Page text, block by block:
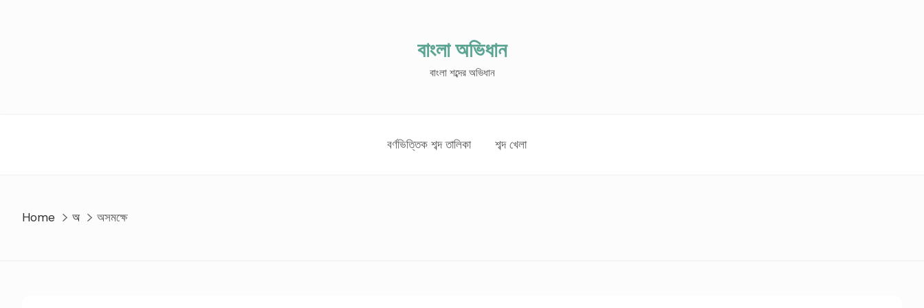
বাংলা অভিধান
বাংলা শব্দের অভিধান
বর্ণভিত্তিক শব্দ তালিকা শব্দ খেলা
Home অ অসমক্ষে